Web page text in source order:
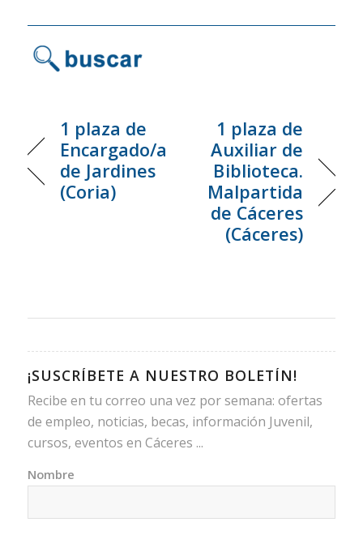
1 plaza de
Encargado/a
de Jardines
(Coria)
1 plaza de
Auxiliar de
Biblioteca.
Malpartida
de Cáceres
(Cáceres)
¡SUSCRÍBETE A NUESTRO BOLETÍN!
Recibe en tu correo una vez por semana: ofertas
de empleo, noticias, becas, información Juvenil,
cursos, eventos en Cáceres ...
Nombre